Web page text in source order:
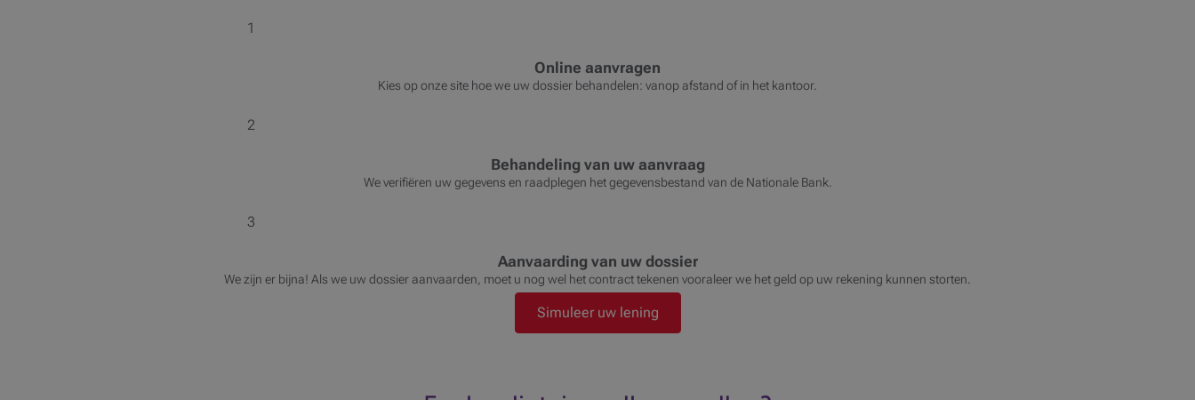
1
Online aanvragen
Kies op onze site hoe we uw dossier behandelen: vanop afstand of in het kantoor.
2
Behandeling van uw aanvraag
We verifiëren uw gegevens en raadplegen het gegevensbestand van de Nationale Bank.
3
Aanvaarding van uw dossier
We zijn er bijna! Als we uw dossier aanvaarden, moet u nog wel het contract tekenen vooraleer we het geld op uw rekening kunnen storten.
Simuleer uw lening